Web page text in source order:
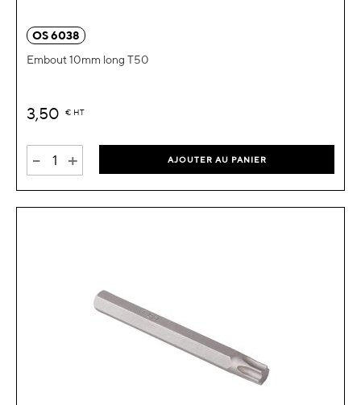
OS 6038
Embout 10mm long T50
3,50 € HT
- + AJOUTER AU PANIER